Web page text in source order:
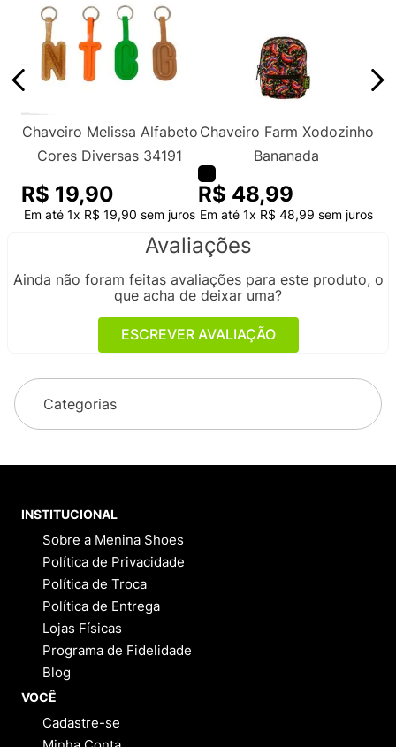
Chaveiro Melissa Alfabeto
Cores Diversas 34191
R$ 19,90
Em até 1x R$ 19,90 sem juros
Chaveiro Farm Xodozinho
Bananada
R$ 48,99
Em até 1x R$ 48,99 sem juros
Avaliações
Ainda não foram feitas avaliações para este produto, o
que acha de deixar uma?
ESCREVER AVALIAÇÃO
Categorias
INSTITUCIONAL
Sobre a Menina Shoes
Política de Privacidade
Política de Troca
Política de Entrega
Lojas Físicas
Programa de Fidelidade
Blog
VOCÊ
Cadastre-se